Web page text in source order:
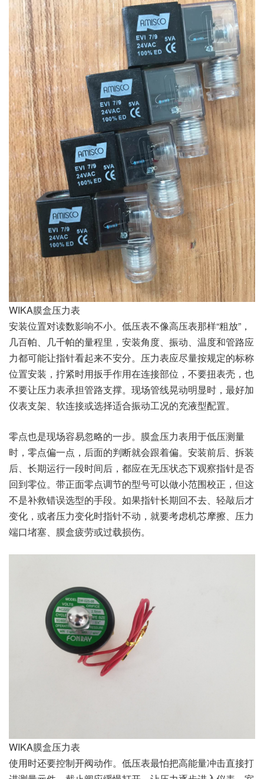
WIKA膜盒压力表
安装位置对读数影响不小。低压表不像高压表那样“粗放”，
几百帕、几千帕的量程里，安装角度、振动、温度和管路应
力都可能让指针看起来不安分。压力表应尽量按规定的标称
位置安装，拧紧时用扳手作用在连接部位，不要扭表壳，也
不要让压力表承担管路支撑。现场管线晃动明显时，最好加
仪表支架、软连接或选择适合振动工况的充液型配置。
零点也是现场容易忽略的一步。膜盒压力表用于低压测量
时，零点偏一点，后面的判断就会跟着偏。安装前后、拆装
后、长期运行一段时间后，都应在无压状态下观察指针是否
回到零位。带正面零点调节的型号可以做小范围校正，但这
不是补救错误选型的手段。如果指针长期回不去、轻敲后才
变化，或者压力变化时指针不动，就要考虑机芯摩擦、压力
端口堵塞、膜盒疲劳或过载损伤。
WIKA膜盒压力表
使用时还要控制开阀动作。低压表最怕把高能量冲击直接打